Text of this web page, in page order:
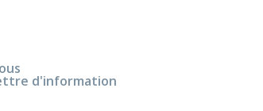
d'information